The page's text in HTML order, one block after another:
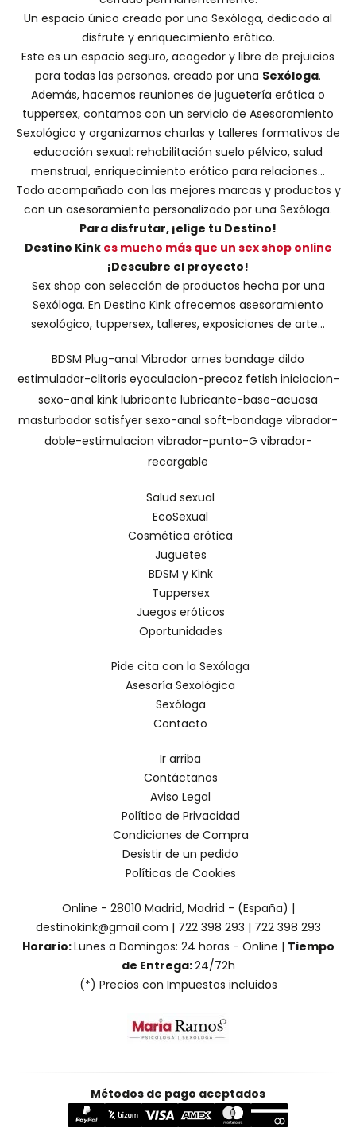
Un espacio único creado por una Sexóloga, dedicado al
disfrute y enriquecimiento erótico.
Este es un espacio seguro, acogedor y libre de prejuicios
para todas las personas, creado por una Sexóloga.
Además, hacemos reuniones de juguetería erótica o
tuppersex, contamos con un servicio de Asesoramiento
Sexológico y organizamos charlas y talleres formativos de
educación sexual: rehabilitación suelo pélvico, salud
menstrual, enriquecimiento erótico para relaciones...
Todo acompañado con las mejores marcas y productos y
con un asesoramiento personalizado por una Sexóloga.
Para disfrutar, ¡elige tu Destino!
Destino Kink es mucho más que un sex shop online
¡Descubre el proyecto!
Sex shop con selección de productos hecha por una
Sexóloga. En Destino Kink ofrecemos asesoramiento
sexológico, tuppersex, talleres, exposiciones de arte...
BDSM Plug-anal Vibrador arnes bondage dildo
estimulador-clitoris eyaculacion-precoz fetish iniciacion-
sexo-anal kink lubricante lubricante-base-acuosa
masturbador satisfyer sexo-anal soft-bondage vibrador-
doble-estimulacion vibrador-punto-G vibrador-
recargable
Salud sexual
EcoSexual
Cosmética erótica
Juguetes
BDSM y Kink
Tuppersex
Juegos eróticos
Oportunidades
Pide cita con la Sexóloga
Asesoría Sexológica
Sexóloga
Contacto
Ir arriba
Contáctanos
Aviso Legal
Política de Privacidad
Condiciones de Compra
Desistir de un pedido
Políticas de Cookies
Online - 28010 Madrid, Madrid - (España) |
destinokink@gmail.com | 722 398 293 | 722 398 293
Horario:Lunes a Domingos: 24 horas - Online | Tiempo
de Entrega:24/72h
(*) Precios con Impuestos incluidos
Métodos de pago aceptados